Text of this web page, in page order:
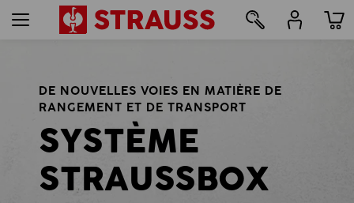
DE NOUVELLES VOIES EN MATIÈRE DE
RANGEMENT ET DE TRANSPORT
SYSTÈME
STRAUSSBOX